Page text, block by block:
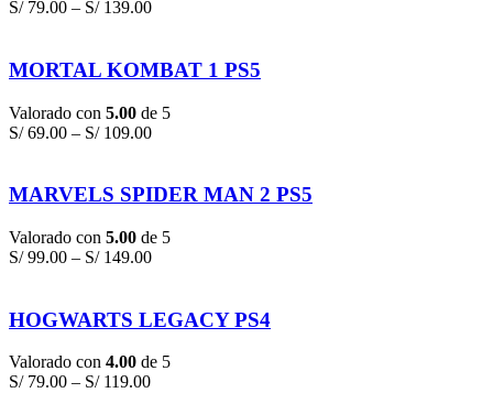
S/79.00 – S/139.00
MORTAL KOMBAT 1 PS5
Valorado con 5.00 de 5
S/69.00 – S/109.00
MARVELS SPIDER MAN 2 PS5
Valorado con 5.00 de 5
S/99.00 – S/149.00
HOGWARTS LEGACY PS4
Valorado con 4.00 de 5
S/79.00 – S/119.00